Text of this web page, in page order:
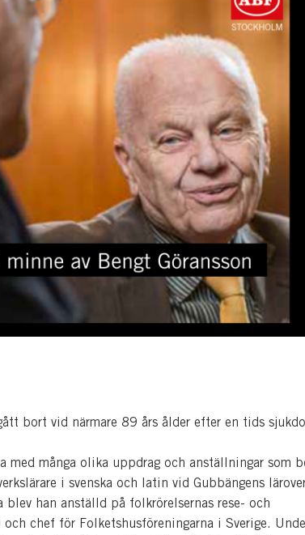
bort vid närmare 89 års ålder efter en tids
med många olika uppdrag och anställningar som
i svenska och latin vid Gubbängens
blev han anställd på folkrörelsernas rese- och
och chef för Folketshusföreningarna i Sverige.